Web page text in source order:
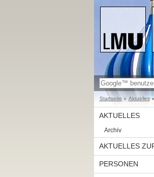
Startseite Aktuelles
AKTUELLES
Archiv
AKTUELLES
PERSONEN